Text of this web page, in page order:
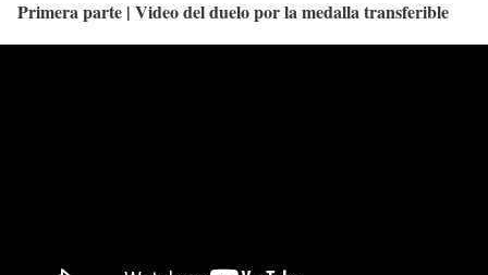
Primera parte | Video del duelo por la medalla transferible